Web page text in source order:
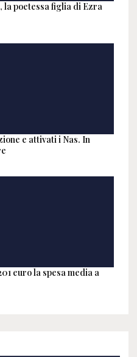
la poetessa figlia di Ezra
e attivati i Nas. In
euro la spesa media a